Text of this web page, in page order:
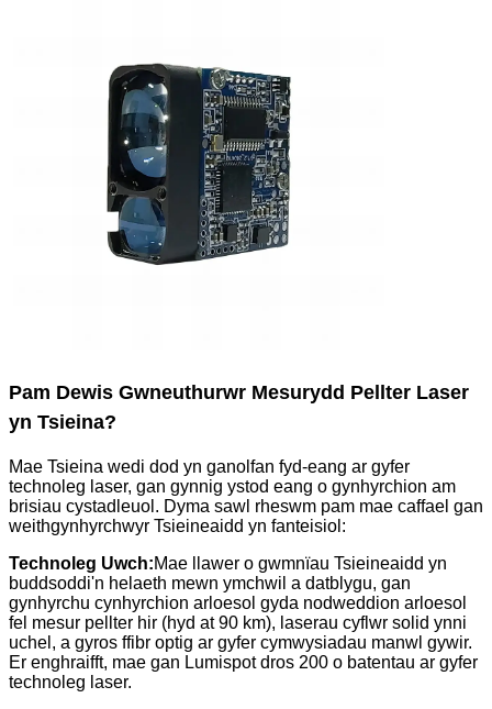
Pam Dewis Gwneuthurwr Mesurydd Pellter Laser
yn Tsieina?
Mae Tsieina wedi dod yn ganolfan fyd-eang ar gyfer
technoleg laser, gan gynnig ystod eang o gynhyrchion am
brisiau cystadleuol. Dyma sawl rheswm pam mae caffael gan
weithgynhyrchwyr Tsieineaidd yn fanteisiol:
Technoleg Uwch:Mae llawer o gwmnïau Tsieineaidd yn
buddsoddi'n helaeth mewn ymchwil a datblygu, gan
gynhyrchu cynhyrchion arloesol gyda nodweddion arloesol
fel mesur pellter hir (hyd at 90 km), laserau cyflwr solid ynni
uchel, a gyros ffibr optig ar gyfer cymwysiadau manwl gywir.
Er enghraifft, mae gan Lumispot dros 200 o batentau ar gyfer
technoleg laser.